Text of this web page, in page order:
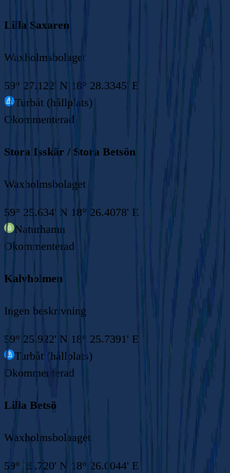
Lilla Saxaren
Waxholmsbolaget
59° 27.122' N 18° 28.3345' E
Turbåt (hållplats)
Okommenterad
Stora Isskär / Stora Betsön
Waxholmsbolaget
59° 25.634' N 18° 26.4078' E
Naturhamn
Okommenterad
Kalvholmen
Ingen beskrivning
59° 25.922' N 18° 25.7391' E
Turbåt (hållplats)
Okommenterad
Lilla Betsö
Waxholmsbolaaget
59° 25.720' N 18° 26.0044' E